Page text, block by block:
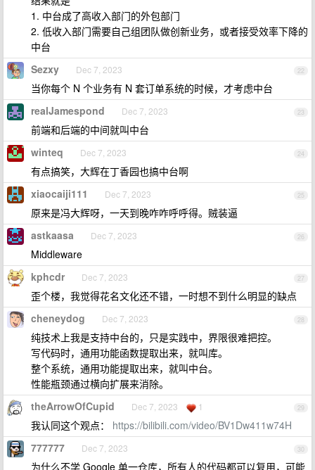
1. 中台成了高收入部门的外包部门
2. 低收入部门需要自己组团队做创新业务，或者接受效率下降的
中台
22
Sezxy Dec 7, 2023
当你每个 N 个业务有 N 套订单系统的时候，才考虑中台
23
realJamespond Dec 7, 2023
前端和后端的中间就叫中台
24
winteq Dec 7, 2023
有点搞笑，大辉在丁香园也搞中台啊
25
xiaocaiji111 Dec 7, 2023
原来是冯大辉呀，一天到晚咋咋呼呼得。贼装逼
26
astkaasa Dec 7, 2023
Middleware
27
kphcdr Dec 7, 2023
歪个楼，我觉得花名文化还不错，一时想不到什么明显的缺点
28
cheneydog Dec 7, 2023
纯技术上我是支持中台的，只是实践中，界限很难把控。
写代码时，通用功能函数提取出来，就叫库。
整个系统，通用功能提取出来，就叫中台。
性能瓶颈通过横向扩展来消除。
29
theArrowOfCupid Dec 7, 2023 1
我认同这个观点： https://bilibili.com/video/BV1Dw411w74H
30
777777 Dec 7, 2023
为什么不学 Google 单一仓库，所有人的代码都可以复用，可能